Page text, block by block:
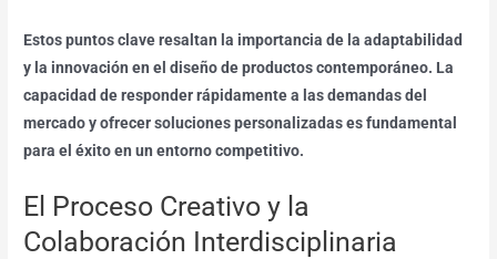
Estos puntos clave resaltan la importancia de la adaptabilidad
y la innovación en el diseño de productos contemporáneo. La
capacidad de responder rápidamente a las demandas del
mercado y ofrecer soluciones personalizadas es fundamental
para el éxito en un entorno competitivo.
El Proceso Creativo y la
Colaboración Interdisciplinaria